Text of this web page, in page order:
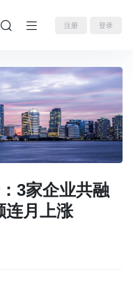
注册 登录
3家企业共融
连月上涨